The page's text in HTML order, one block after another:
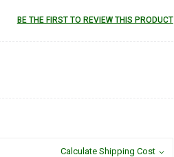
BE THE FIRST TO REVIEW THIS PRODUCT
Calculate Shipping Cost